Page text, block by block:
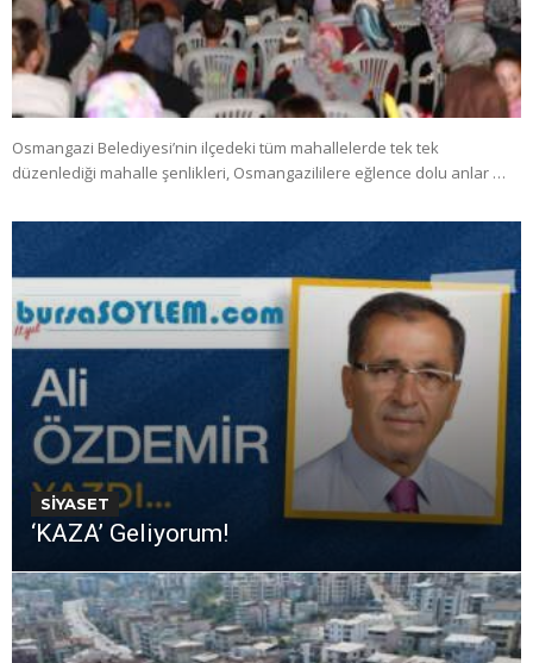
Osmangazi Belediyesi’nin ilçedeki tüm mahallelerde tek tek
düzenlediği mahalle şenlikleri, Osmangazililere eğlence dolu anlar …
SİYASET
‘KAZA’ Geliyorum!